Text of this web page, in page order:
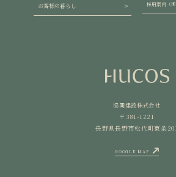
協同建設株式会社
〒381-1221
長野県長野市松代町東条201
GOOGLE MAP
お客様の暮らし 採用案内（準